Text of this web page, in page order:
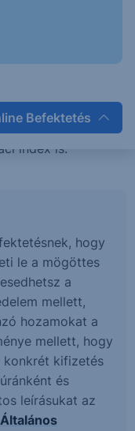
Befektetés
kötött. Ez a
kötvény, árucikk,
index is.
hogy
le a mögöttes
a
mellett,
hozamokat a
mellett, hogy
konkrét kifizetés
és
leírásukat az
Általános